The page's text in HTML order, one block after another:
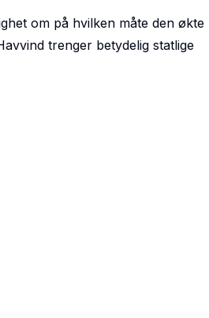
om på hvilken måte den økte
trenger betydelig statlige